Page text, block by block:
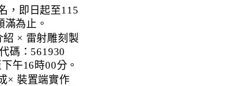
，即日起至115
為止。
紹 × 雷射雕刻製
碼：561930
午16時00分。
× 裝置端實作